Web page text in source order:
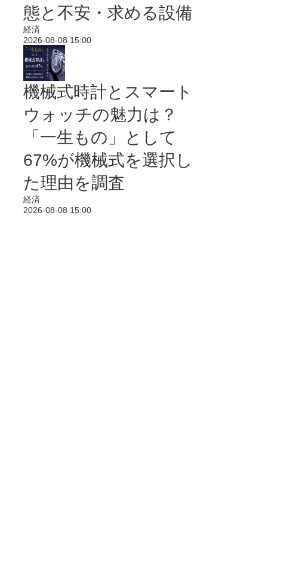
態と不安・求める設備
経済
2026-08-08 15:00
機械式時計とスマート
ウォッチの魅力は？
「一生もの」として
67%が機械式を選択し
た理由を調査
経済
2026-08-08 15:00